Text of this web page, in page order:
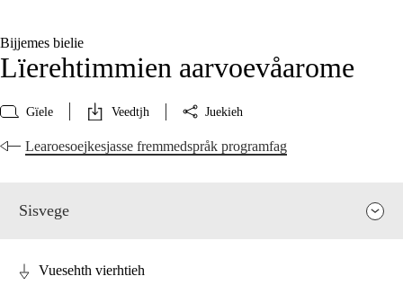
Bijjemes bielie
Lïerehtimmien aarvoevåarome
Gïele Veedtjh Juekieh
Learoesoejkesjasse fremmedspråk programfag
Sisvege
Vuesehth vierhtieh